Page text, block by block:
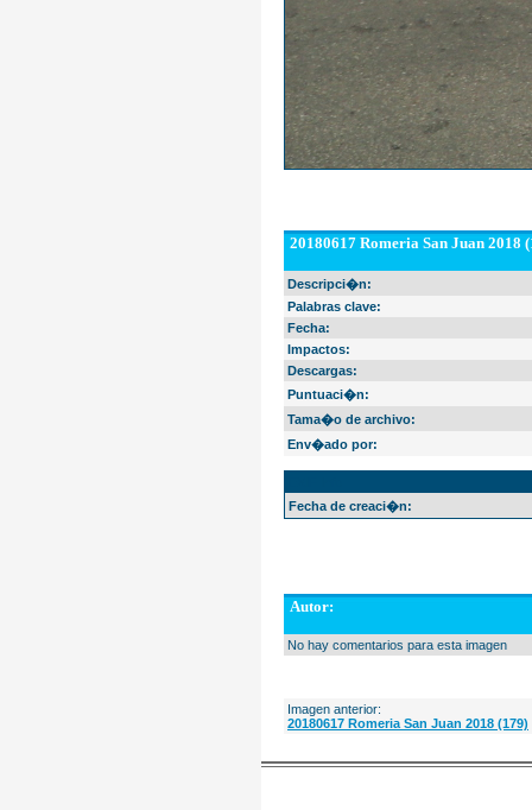
20180617 Romeria San Juan 2018
Descripci�n:
Palabras clave:
Fecha:
Impactos:
Descargas:
Puntuaci�n:
Tama�o de archivo:
Env�ado por:
Fecha de creaci�n:
Autor:
No hay comentarios para esta imagen
Imagen anterior:
20180617 Romeria San Juan 2018 (179)